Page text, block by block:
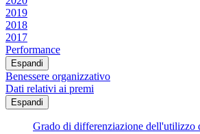
2019
2018
2017
Performance
Espandi
Benessere organizzativo
Dati relativi ai premi
Espandi
Grado di differenziazione dell'utilizzo